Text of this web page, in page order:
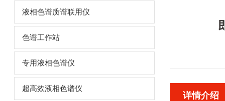
液相色谱质谱联用仪
色谱工作站
专用液相色谱仪
超高效液相色谱仪
详情介绍